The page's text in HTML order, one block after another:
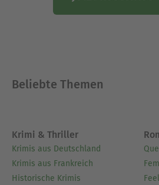
vier Kindern lebt.
Beliebte Themen
Krimi & Thriller
Krimis aus Deutschland
Krimis aus Frankreich
Historische Krimis